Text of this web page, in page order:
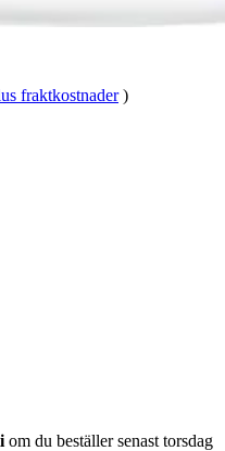
fraktkostnader )
om du beställer senast torsdag